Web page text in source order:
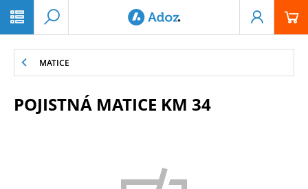
MATICE
POJISTNÁ MATICE KM 34